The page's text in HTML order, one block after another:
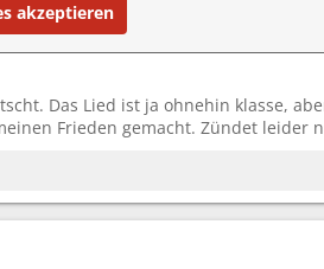
akzeptieren
Das Lied ist ja ohnehin klasse,
Frieden gemacht. Zündet